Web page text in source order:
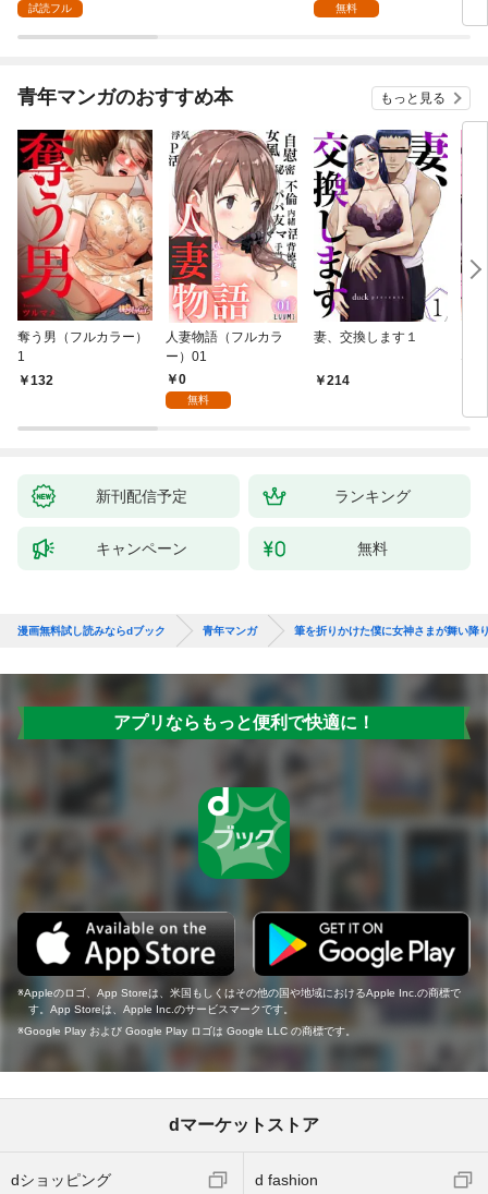
付】（１）
試読フル 無料
青年マンガのおすすめ本 もっと見る
奪う男（フルカラー）
1
132
人妻物語（フルカラ
ー）01
0
無料
妻、交換します１
214
な
新刊配信予定 ランキング
キャンペーン 無料
漫画無料試し読みならdブック 青年マンガ 筆を折りかけた僕に女神さまが舞い降
アプリならもっと便利で快適に！
Appleのロゴ、App Storeは、米国もしくはその他の国や地域におけるApple Inc.の商標で
す。App Storeは、Apple Inc.のサービスマークです。
Google Play および Google Play ロゴは Google LLC の商標です。
dマーケットストア
dショッピング d fashion